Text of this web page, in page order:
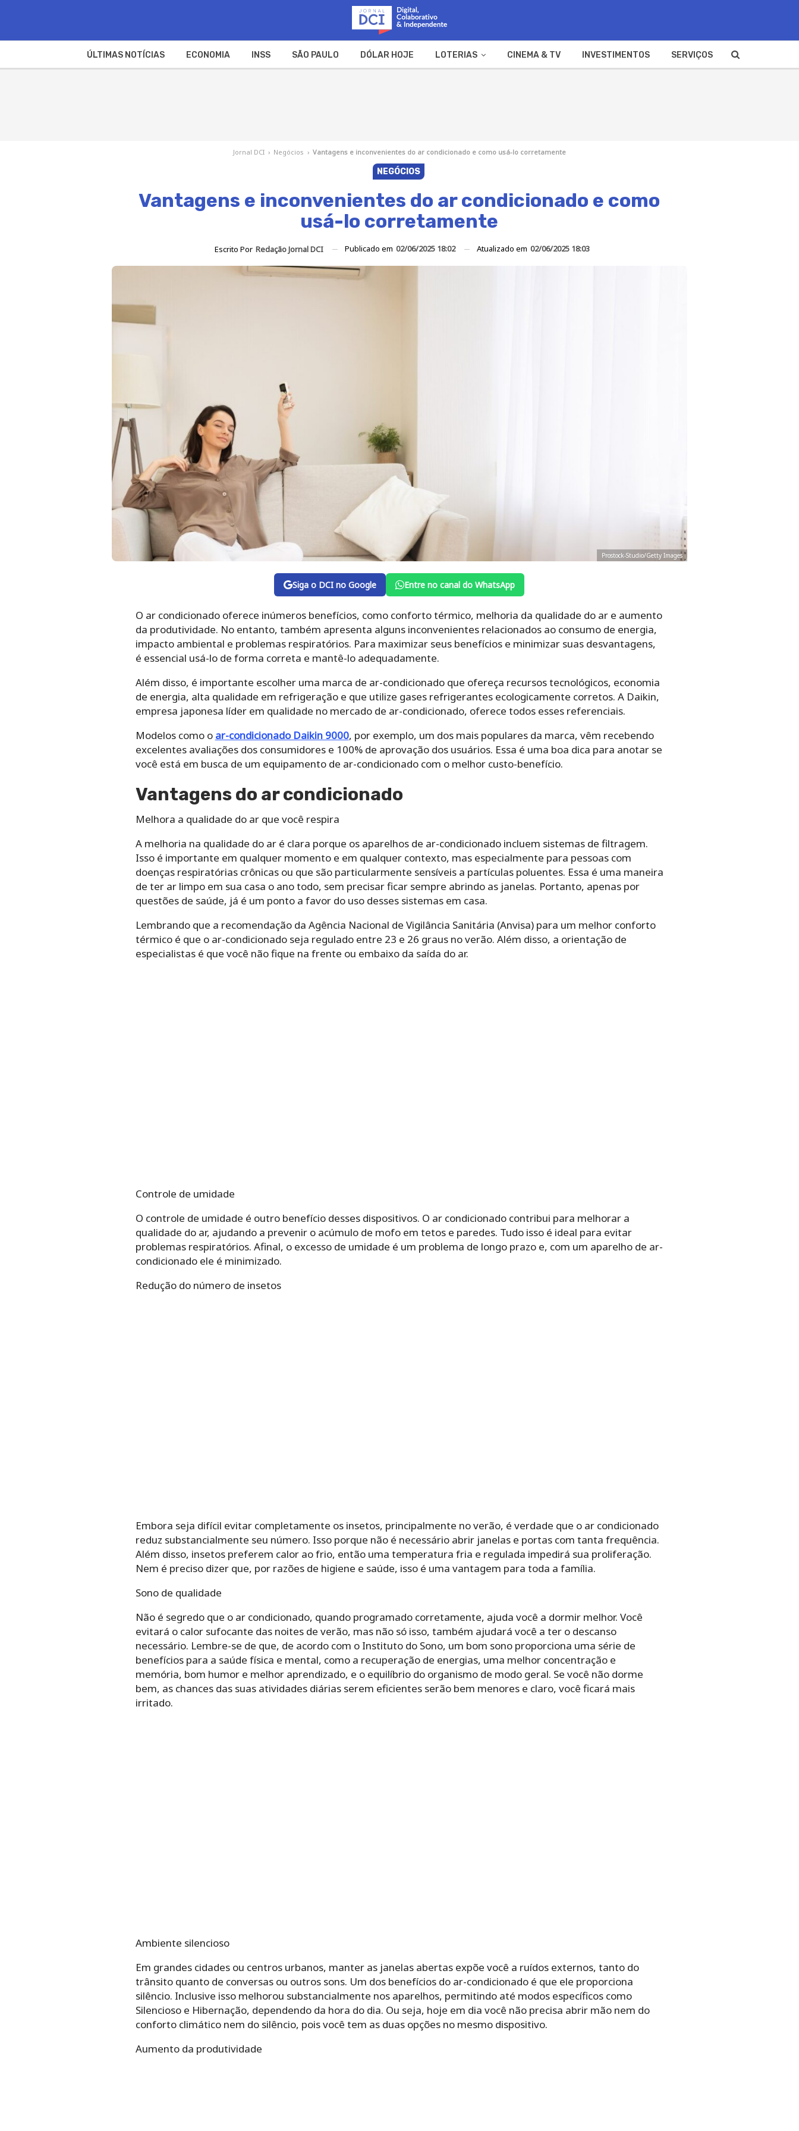
ÚLTIMAS NOTÍCIAS ECONOMIA INSS SÃO PAULO DÓLAR HOJE LOTERIAS CINEMA & TV INVESTIMENTOS SERVIÇOS
Jornal DCI › Negócios › Vantagens e inconvenientes do ar condicionado e como usá-lo corretamente
NEGÓCIOS
Vantagens e inconvenientes do ar condicionado e como
usá-lo corretamente
Escrito Por Redação Jornal DCI Publicado em 02/06/2025 18:02 Atualizado em 02/06/2025 18:03
Prostock-Studio/Getty Images
Siga o DCI no Google Entre no canal do WhatsApp
O ar condicionado oferece inúmeros benefícios, como conforto térmico, melhoria da qualidade do ar e aumento
da produtividade. No entanto, também apresenta alguns inconvenientes relacionados ao consumo de energia,
impacto ambiental e problemas respiratórios. Para maximizar seus benefícios e minimizar suas desvantagens,
é essencial usá-lo de forma correta e mantê-lo adequadamente.
Além disso, é importante escolher uma marca de ar-condicionado que ofereça recursos tecnológicos, economia
de energia, alta qualidade em refrigeração e que utilize gases refrigerantes ecologicamente corretos. A Daikin,
empresa japonesa líder em qualidade no mercado de ar-condicionado, oferece todos esses referenciais.
Modelos como o ar-condicionado Daikin 9000, por exemplo, um dos mais populares da marca, vêm recebendo
excelentes avaliações dos consumidores e 100% de aprovação dos usuários. Essa é uma boa dica para anotar se
você está em busca de um equipamento de ar-condicionado com o melhor custo-benefício.
Vantagens do ar condicionado
Melhora a qualidade do ar que você respira
A melhoria na qualidade do ar é clara porque os aparelhos de ar-condicionado incluem sistemas de filtragem.
Isso é importante em qualquer momento e em qualquer contexto, mas especialmente para pessoas com
doenças respiratórias crônicas ou que são particularmente sensíveis a partículas poluentes. Essa é uma maneira
de ter ar limpo em sua casa o ano todo, sem precisar ficar sempre abrindo as janelas. Portanto, apenas por
questões de saúde, já é um ponto a favor do uso desses sistemas em casa.
Lembrando que a recomendação da Agência Nacional de Vigilância Sanitária (Anvisa) para um melhor conforto
térmico é que o ar-condicionado seja regulado entre 23 e 26 graus no verão. Além disso, a orientação de
especialistas é que você não fique na frente ou embaixo da saída do ar.
Controle de umidade
O controle de umidade é outro benefício desses dispositivos. O ar condicionado contribui para melhorar a
qualidade do ar, ajudando a prevenir o acúmulo de mofo em tetos e paredes. Tudo isso é ideal para evitar
problemas respiratórios. Afinal, o excesso de umidade é um problema de longo prazo e, com um aparelho de ar-
condicionado ele é minimizado.
Redução do número de insetos
Embora seja difícil evitar completamente os insetos, principalmente no verão, é verdade que o ar condicionado
reduz substancialmente seu número. Isso porque não é necessário abrir janelas e portas com tanta frequência.
Além disso, insetos preferem calor ao frio, então uma temperatura fria e regulada impedirá sua proliferação.
Nem é preciso dizer que, por razões de higiene e saúde, isso é uma vantagem para toda a família.
Sono de qualidade
Não é segredo que o ar condicionado, quando programado corretamente, ajuda você a dormir melhor. Você
evitará o calor sufocante das noites de verão, mas não só isso, também ajudará você a ter o descanso
necessário. Lembre-se de que, de acordo com o Instituto do Sono, um bom sono proporciona uma série de
benefícios para a saúde física e mental, como a recuperação de energias, uma melhor concentração e
memória, bom humor e melhor aprendizado, e o equilíbrio do organismo de modo geral. Se você não dorme
bem, as chances das suas atividades diárias serem eficientes serão bem menores e claro, você ficará mais
irritado.
Ambiente silencioso
Em grandes cidades ou centros urbanos, manter as janelas abertas expõe você a ruídos externos, tanto do
trânsito quanto de conversas ou outros sons. Um dos benefícios do ar-condicionado é que ele proporciona
silêncio. Inclusive isso melhorou substancialmente nos aparelhos, permitindo até modos específicos como
Silencioso e Hibernação, dependendo da hora do dia. Ou seja, hoje em dia você não precisa abrir mão nem do
conforto climático nem do silêncio, pois você tem as duas opções no mesmo dispositivo.
Aumento da produtividade